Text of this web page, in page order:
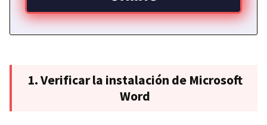
1. Verificar la instalación de Microsoft
Word